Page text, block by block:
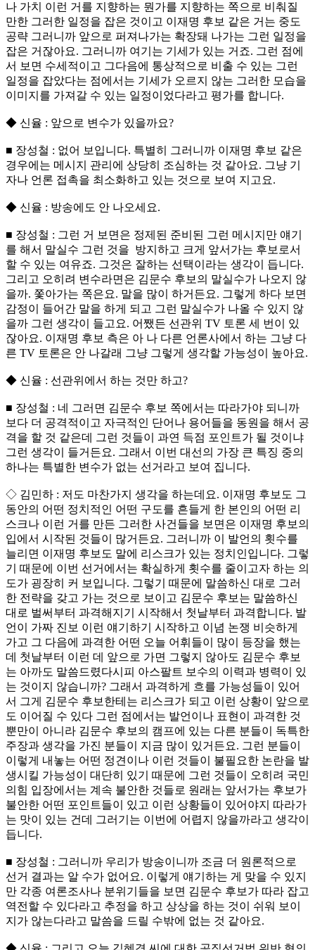
나 가치 이런 거를 지향하는 뭔가를 지향하는 쪽으로 비춰질
만한 그러한 일정을 잡은 것이고 이재명 후보 같은 거는 중도
공략 그러니까 앞으로 퍼져나가는 확장돼 나가는 그런 일정을
잡은 거잖아요. 그러니까 여기는 기세가 있는 거죠. 그런 점에
서 보면 수세적이고 그다음에 통상적으로 비출 수 있는 그런
일정을 잡았다는 점에서는 기세가 오르지 않는 그러한 모습을
이미지를 가져갈 수 있는 일정이었다라고 평가를 합니다.
◆ 신율 : 앞으로 변수가 있을까요?
■ 장성철 : 없어 보입니다. 특별히 그러니까 이재명 후보 같은
경우에는 메시지 관리에 상당히 조심하는 것 같아요. 그냥 기
자나 언론 접촉을 최소화하고 있는 것으로 보여 지고요.
◆ 신율 : 방송에도 안 나오세요.
■ 장성철 : 그런 거 보면은 정제된 준비된 그런 메시지만 얘기
를 해서 말실수 그런 것을 방지하고 크게 앞서가는 후보로서
할 수 있는 여유죠. 그것은 잘하는 선택이라는 생각이 듭니다.
그리고 오히려 변수라면은 김문수 후보의 말실수가 나오지 않
을까. 쫓아가는 쪽은요. 말을 많이 하거든요. 그렇게 하다 보면
감정이 들어간 말을 하게 되고 그런 말실수가 나올 수 있지 않
을까 그런 생각이 들고요. 어쨌든 선관위 TV 토론 세 번이 있
잖아요. 이재명 후보 측은 아 나 다른 언론사에서 하는 그냥 다
른 TV 토론은 안 나갈래 그냥 그렇게 생각할 가능성이 높아요.
◆ 신율 : 선관위에서 하는 것만 하고?
■ 장성철 : 네 그러면 김문수 후보 쪽에서는 따라가야 되니까
보다 더 공격적이고 자극적인 단어나 용어들을 동원을 해서 공
격을 할 것 같은데 그런 것들이 과연 득점 포인트가 될 것이냐
그런 생각이 들거든요. 그래서 이번 대선의 가장 큰 특징 중의
하나는 특별한 변수가 없는 선거라고 보여 집니다.
◇ 김민하 : 저도 마찬가지 생각을 하는데요. 이재명 후보도 그
동안의 어떤 정치적인 어떤 구도를 흔들게 한 본인의 어떤 리
스크나 이런 거를 만든 그러한 사건들을 보면은 이재명 후보의
입에서 시작된 것들이 많거든요. 그러니까 이 발언의 횟수를
늘리면 이재명 후보도 말에 리스크가 있는 정치인입니다. 그렇
기 때문에 이번 선거에서는 확실하게 횟수를 줄이고자 하는 의
도가 굉장히 커 보입니다. 그렇기 때문에 말씀하신 대로 그러
한 전략을 갖고 가는 것으로 보이고 김문수 후보는 말씀하신
대로 벌써부터 과격해지기 시작해서 첫날부터 과격합니다. 발
언이 가짜 진보 이런 얘기하기 시작하고 이념 논쟁 비슷하게
가고 그 다음에 과격한 어떤 오늘 어휘들이 많이 등장을 했는
데 첫날부터 이런 데 앞으로 가면 그렇지 않아도 김문수 후보
는 아까도 말씀드렸다시피 아스팔트 보수의 이력과 병력이 있
는 것이지 않습니까? 그래서 과격하게 흐를 가능성들이 있어
서 그게 김문수 후보한테는 리스크가 되고 이런 상황이 앞으로
도 이어질 수 있다 그런 점에서는 발언이나 표현이 과격한 것
뿐만이 아니라 김문수 후보의 캠프에 있는 다른 분들이 독특한
주장과 생각을 가진 분들이 지금 많이 있거든요. 그런 분들이
이렇게 내놓는 어떤 정견이나 이런 것들이 불필요한 논란을 발
생시킬 가능성이 대단히 있기 때문에 그런 것들이 오히려 국민
의힘 입장에서는 계속 불안한 것들로 원래는 앞서가는 후보가
불안한 어떤 포인트들이 있고 이런 상황들이 있어야지 따라가
는 맛이 있는 건데 그러기는 이번에 어렵지 않을까라고 생각이
듭니다.
■ 장성철 : 그러니까 우리가 방송이니까 조금 더 원론적으로
선거 결과는 알 수가 없어요. 이렇게 얘기하는 게 맞을 수 있지
만 각종 여론조사나 분위기들을 보면 김문수 후보가 따라 잡고
역전할 수 있다라고 추정을 하고 상상을 하는 것이 쉬워 보이
지가 않는다라고 말씀을 드릴 수밖에 없는 것 같아요.